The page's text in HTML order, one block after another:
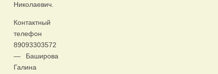
Николаевич.
Контактный
телефон
89093303572
— Баширова
Галина